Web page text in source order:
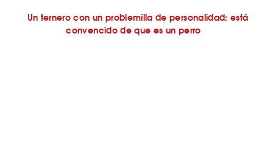
Un ternero con un problemilla de personalidad: está
convencido de que es un perro